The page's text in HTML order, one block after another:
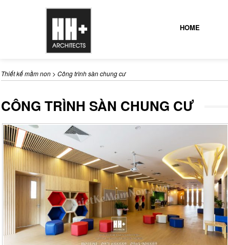
HOME
Thiết kế mầm non > Công trình sàn chung cư
CÔNG TRÌNH SÀN CHUNG CƯ